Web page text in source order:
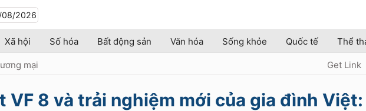
2026
Xã hội Số hóa Bất động sản Văn hóa Sống khỏe Quốc tế Thể
mại Get Link
VF 8 và trải nghiệm mới của gia đình Việt: